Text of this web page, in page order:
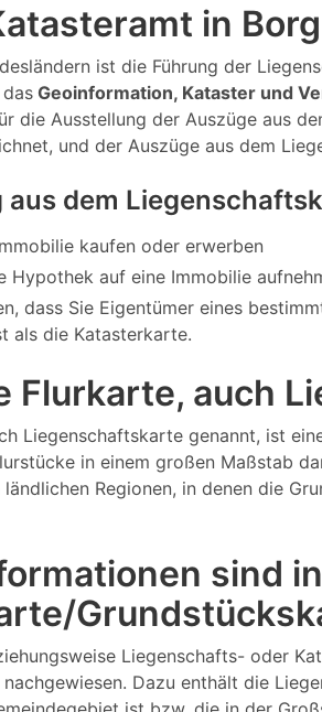
in
ist die Führung der
Geoinformation, Kataster und
die Ausstellung der Auszüge aus
und der Auszüge aus dem
aus dem
kaufen oder erwerben
Hypothek auf eine Immobilie
dass Sie Eigentümer eines
als die Katasterkarte.
Flurkarte, auch
Liegenschaftskarte genannt, ist
in einem großen Maßstab
ländlichen Regionen, in denen die
sind
Liegenschafts- oder
Dazu enthält die